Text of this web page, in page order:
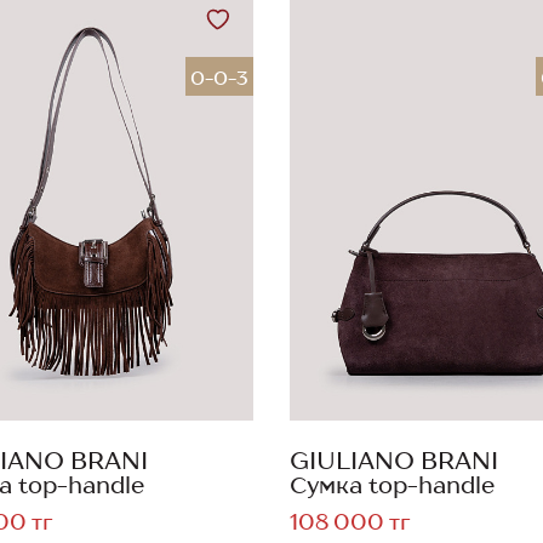
0-0-3
BRANI
top-handle
тг
GIULIANO BRANI
Сумка top-handle
108 000 тг